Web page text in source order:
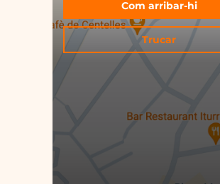
Com arribar-hi
Trucar